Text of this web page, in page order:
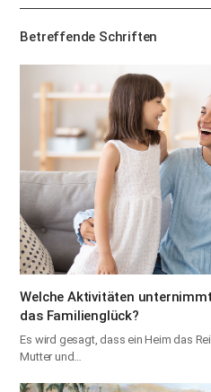
Betreffende Schriften
Welche Aktivitäten
das Familienglück?
Es wird gesagt, dass ein Heim das
Mutter und…